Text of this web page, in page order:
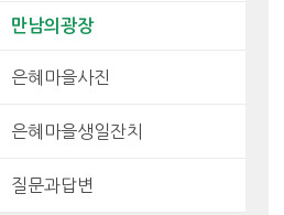
만남의광장
은혜마을사진
은혜마을생일잔치
질문과답변